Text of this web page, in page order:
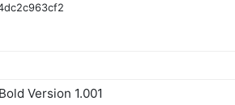
Version 1.001